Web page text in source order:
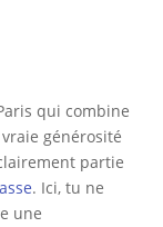
qui combine
générosité
partie
. Ici, tu ne
une